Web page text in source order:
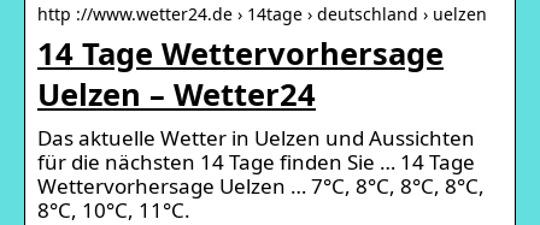
http ://www.wetter24.de › 14tage › deutschland › uelzen
14 Tage Wettervorhersage
Uelzen – Wetter24
Das aktuelle Wetter in Uelzen und Aussichten
für die nächsten 14 Tage finden Sie … 14 Tage
Wettervorhersage Uelzen … 7°C, 8°C, 8°C, 8°C,
8°C, 10°C, 11°C.